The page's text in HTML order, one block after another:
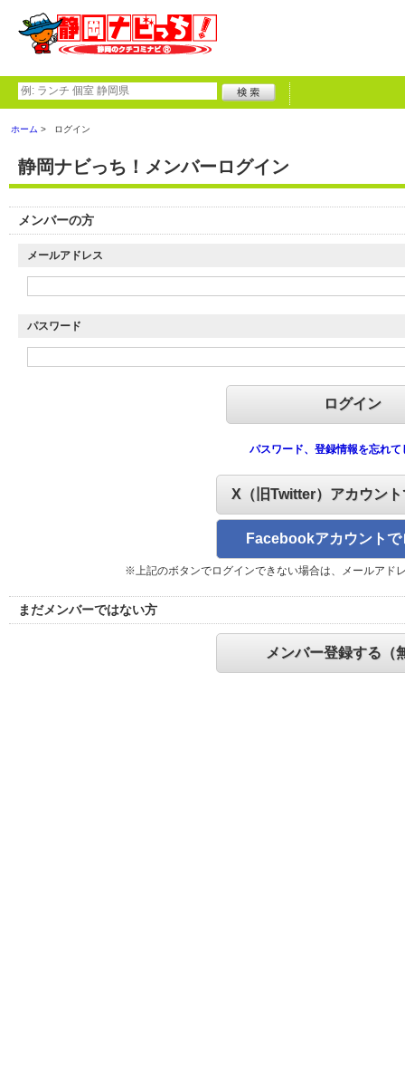
ホーム ログイン
静岡ナビっち！メンバーログイン
メンバーの方
メールアドレス
パスワード
パスワード、登録情報を忘れて
X（旧Twitter）アカウン
Facebookアカウントで
※上記のボタンでログインできない場合は、メールアド
まだメンバーではない方
メンバー登録する（